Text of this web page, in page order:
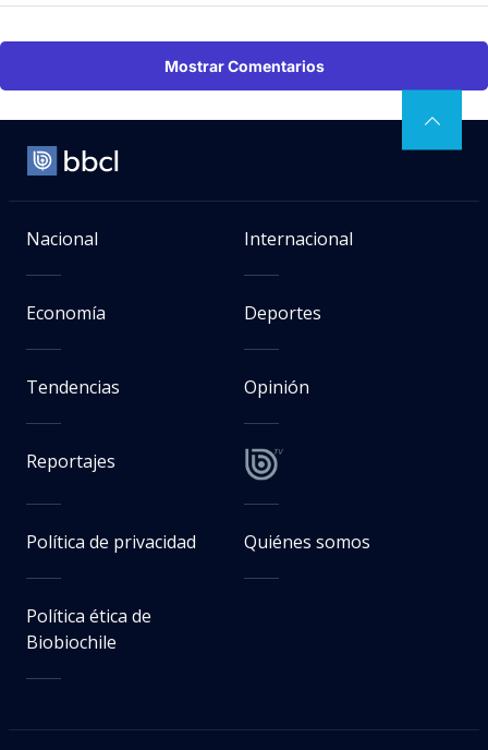
Mostrar Comentarios
Nacional Internacional
Economía Deportes
Tendencias Opinión
Reportajes
Política de privacidad Quiénes somos
Política ética de
Biobiochile